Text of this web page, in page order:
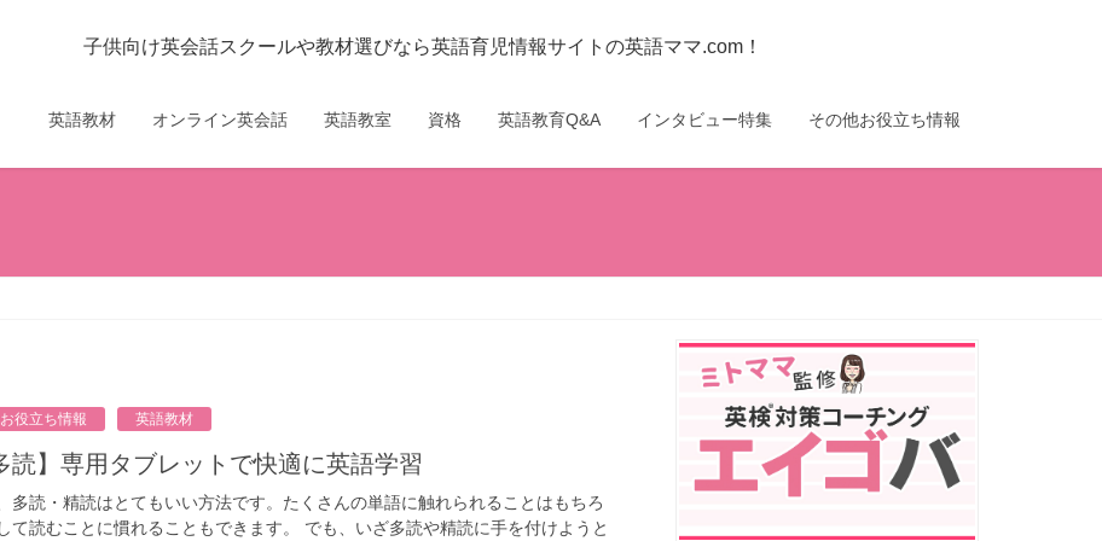
子供向け英会話スクールや教材選びなら英語育児情報サイトの英語ママ.com！
英語教材 オンライン英会話 英語教室 資格 英語教育Q&A インタビュー特集 その他お役立ち情報
役立ち情報 英語教材
多読】専用タブレットで快適に英語学習
多読・精読はとてもいい方法です。たくさんの単語に触れられることはもちろ
て読むことに慣れることもできます。 でも、いざ多読や精読に手を付けようと